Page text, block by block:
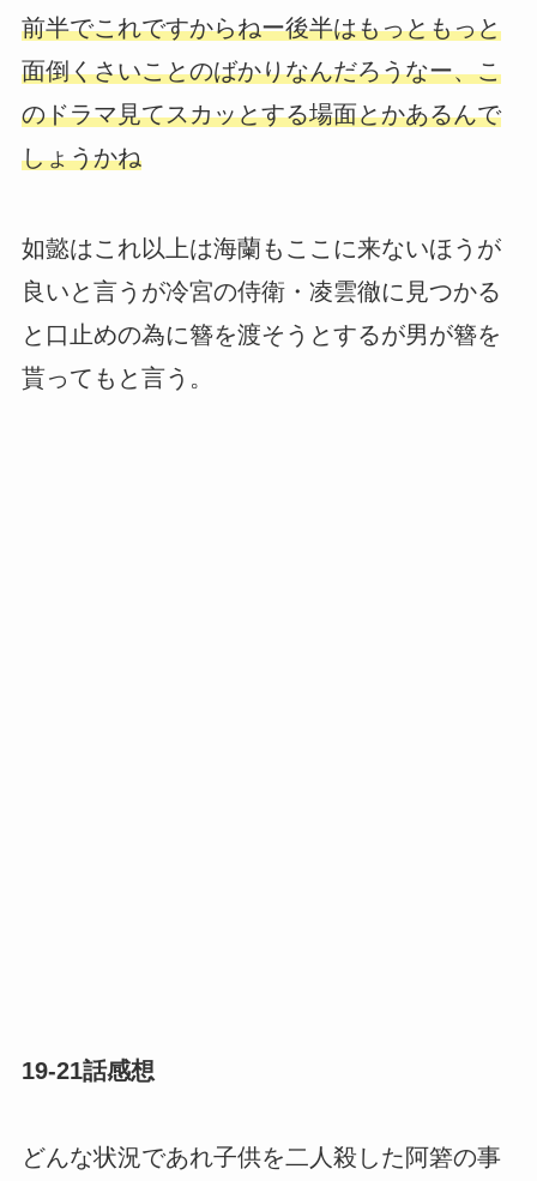
前半でこれですからねー後半はもっともっと
面倒くさいことのばかりなんだろうなー、こ
のドラマ見てスカッとする場面とかあるんで
しょうかね
如懿はこれ以上は海蘭もここに来ないほうが
良いと言うが冷宮の侍衛・凌雲徹に見つかる
と口止めの為に簪を渡そうとするが男が簪を
貰ってもと言う。
19-21話感想
どんな状況であれ子供を二人殺した阿箬の事